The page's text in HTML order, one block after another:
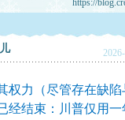
https://
力（尽管存在缺陷
经结束：川普仅用